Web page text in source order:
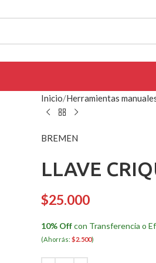
Inicio Herramientas
BREMEN
LLAVE
$25.000
10% Offcon Transferencia o
(Ahorrás: $2.500)